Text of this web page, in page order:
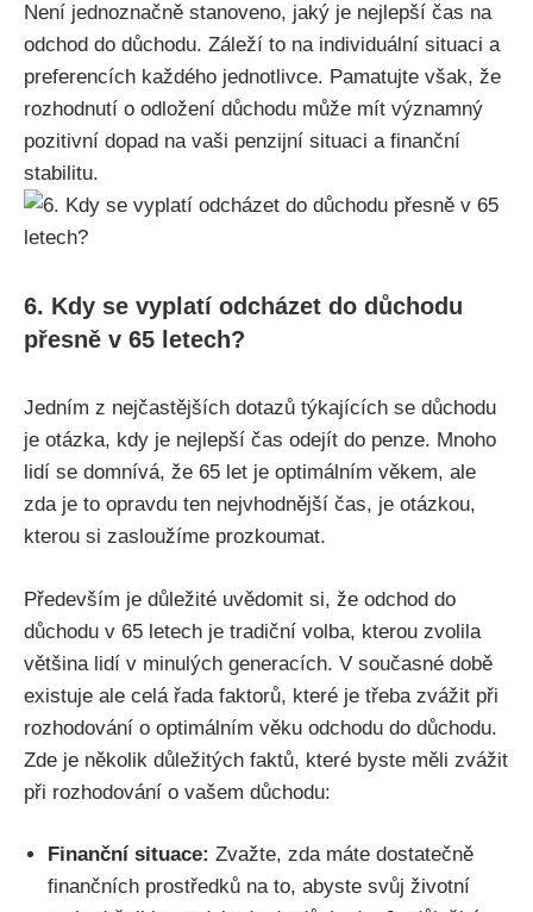
Není jednoznačně stanoveno, jaký je nejlepší čas na
odchod do důchodu. Záleží to na individuální situaci a
preferencích každého jednotlivce. Pamatujte však, že
rozhodnutí o odložení důchodu může mít významný
pozitivní dopad na vaši penzijní situaci a finanční
stabilitu.
6. Kdy se vyplatí odcházet do důchodu
přesně v 65 letech?
Jedním z nejčastějších dotazů týkajících se důchodu
je otázka, kdy je nejlepší čas odejít do penze. Mnoho
lidí se domnívá, že 65 let je optimálním věkem, ale
zda je to opravdu ten nejvhodnější čas, je otázkou,
kterou si zasloužíme prozkoumat.
Především je důležité uvědomit si, že odchod do
důchodu v 65 letech je tradiční volba, kterou zvolila
většina lidí v minulých generacích. V současné době
existuje ale celá řada faktorů, které je třeba zvážit při
rozhodování o optimálním věku odchodu do důchodu.
Zde je několik důležitých faktů, které byste měli zvážit
při rozhodování o vašem důchodu:
Finanční situace: Zvažte, zda máte dostatečně
finančních prostředků na to, abyste svůj životní